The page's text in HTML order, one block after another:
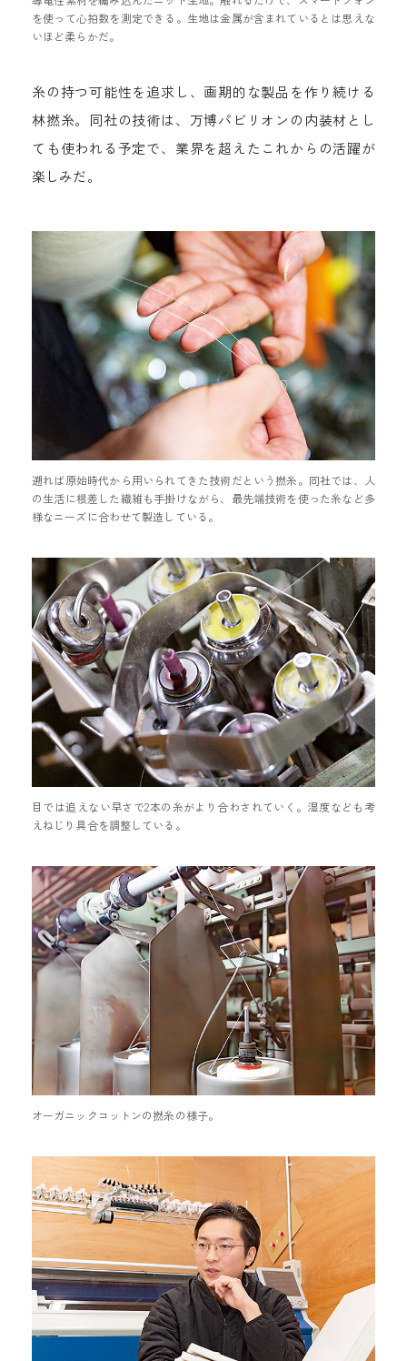
を使って心拍数を測定できる。生地は金属が含まれているとは思えな
いほど柔らかだ。
糸の持つ可能性を追求し、画期的な製品を作り続ける
林撚糸。同社の技術は、万博パビリオンの内装材とし
ても使われる予定で、業界を超えたこれからの活躍が
楽しみだ。
遡れば原始時代から用いられてきた技術だという撚糸。同社では、人
の生活に根差した繊維も手掛けながら、最先端技術を使った糸など多
様なニーズに合わせて製造している。
目では追えない早さで2本の糸がより合わされていく。湿度なども考
えねじり具合を調整している。
オーガニックコットンの撚糸の様子。